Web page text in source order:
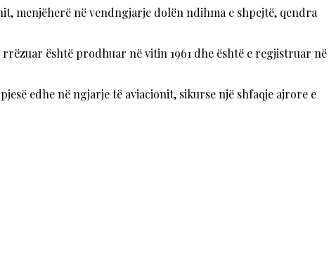
menjëherë në vendngjarje dolën ndihma e shpejtë, qendra
është prodhuar në vitin 1961 dhe është e regjistruar në
edhe në ngjarje të aviacionit, sikurse një shfaqje ajrore e